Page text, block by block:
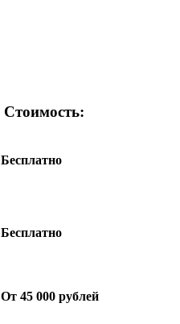
Стоимость:
Бесплатно
Бесплатно
От 45 000 рублей